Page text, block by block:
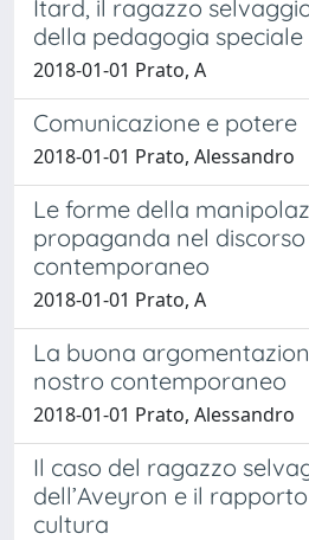
Itard, il ragazzo
della pedagogia speciale
2018-01-01 Prato, A
Comunicazione e potere
2018-01-01 Prato, Alessandro
Le forme della
propaganda nel
contemporaneo
2018-01-01 Prato, A
La buona
nostro contemporaneo
2018-01-01 Prato, Alessandro
Il caso del ragazzo
dell’Aveyron e il
cultura